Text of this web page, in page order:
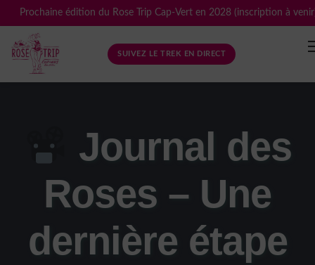
Prochaine édition du Rose Trip Cap-Vert en 2028 (inscription à
content
SUIVEZ LE TREK EN DIRECT
Journal des
Roses – Une
dernière étape